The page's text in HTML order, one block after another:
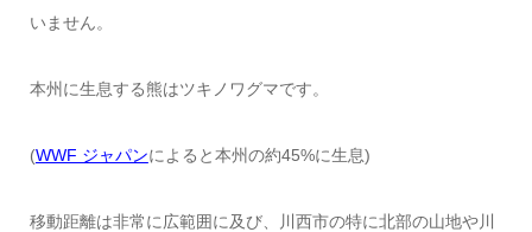
いません。
本州に生息する熊はツキノワグマです。
(WWF ジャパンによると本州の約45%に生息)
移動距離は非常に広範囲に及び、川西市の特に北部の山地や川